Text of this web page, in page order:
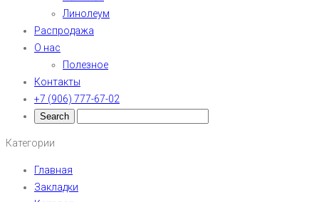
Линолеум
Распродажа
О нас
Полезное
Контакты
+7 (906) 777-67-02
Категории
Главная
Закладки